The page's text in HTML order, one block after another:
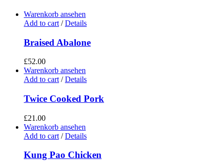
Warenkorb ansehen
Add to cart / Details
Braised Abalone
£52.00
Warenkorb ansehen
Add to cart / Details
Twice Cooked Pork
£21.00
Warenkorb ansehen
Add to cart / Details
Kung Pao Chicken